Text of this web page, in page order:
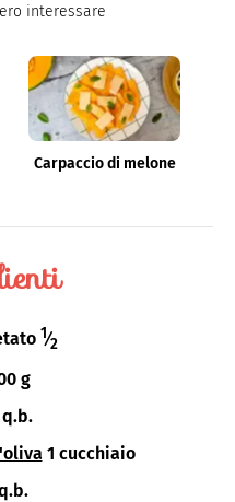
i viaggi e la lettura.
interessare
Carpaccio di melone
1⁄2
g
q.b.
1 cucchiaio